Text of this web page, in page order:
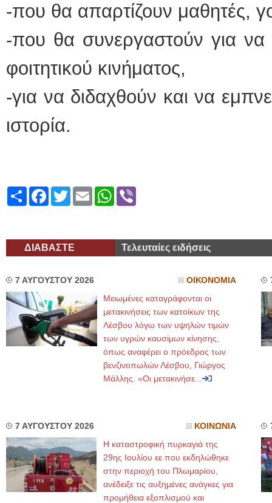
-που θα απαρτίζουν μαθητές,
-που θα συνεργαστούν για να
φοιτητικού κινήματος,
-για να διδαχθούν και να
ιστορία.
ShareFacebook
TwitterEmailWhatsApp
ΔΙΑΒΑΣΤΕ Τελευταίες ειδήσεις
7 ΑΥΓΟΥΣΤΟΥ 2026 ΟΙΚΟΝΟΜΙΑ
Μειωμένες καταγράφονται οι
μετακινήσεις των κατοίκων της
Λέσβου λόγω των υψηλών τιμών
των υγρών καυσίμων κίνησης,
όπως αναφέρει ο πρόεδρος των
βενζινοπωλών Λέσβου, Γιώργος
Μάλλης. «Οι μετακινήσε...
7 ΑΥΓΟΥΣΤΟΥ 2026 ΚΟΙΝΩΝΙΑ
Η καταστροφική πυρκαγιά της
29ης Ιουλίου εε που εκδηλώθηκε
στην περιοχή του Πλωμαρίου,
ανέδειξε τις αυξημένες ανάγκες για
προμήθεια εξοπλισμού και